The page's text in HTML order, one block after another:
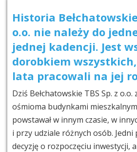
Historia
o.o. nie należy do
jednej kadencji. Jest
dorobkiem
lata pracowali na jej
Dziś Bełchatowskie TBS Sp. z o.o.
ośmioma budynkami
powstawał w innym czasie, w
i przy udziale różnych osób. Jedni
decyzję o rozpoczęciu inwestycji,